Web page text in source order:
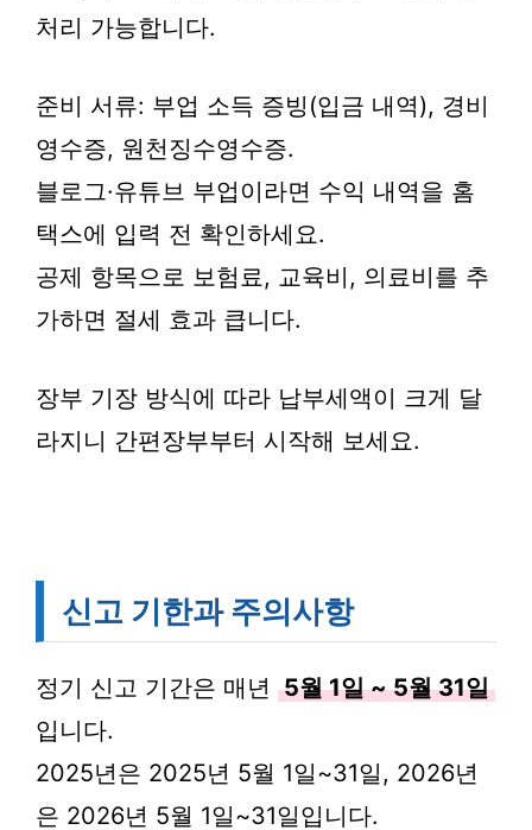
처리 가능합니다.
준비 서류: 부업 소득 증빙(입금 내역), 경비
영수증, 원천징수영수증.
블로그·유튜브 부업이라면 수익 내역을 홈
택스에 입력 전 확인하세요.
공제 항목으로 보험료, 교육비, 의료비를 추
가하면 절세 효과 큽니다.
장부 기장 방식에 따라 납부세액이 크게 달
라지니 간편장부부터 시작해 보세요.
신고 기한과 주의사항
정기 신고 기간은 매년 5월 1일 ~ 5월 31일
입니다.
2025년은 2025년 5월 1일~31일, 2026년
은 2026년 5월 1일~31일입니다.